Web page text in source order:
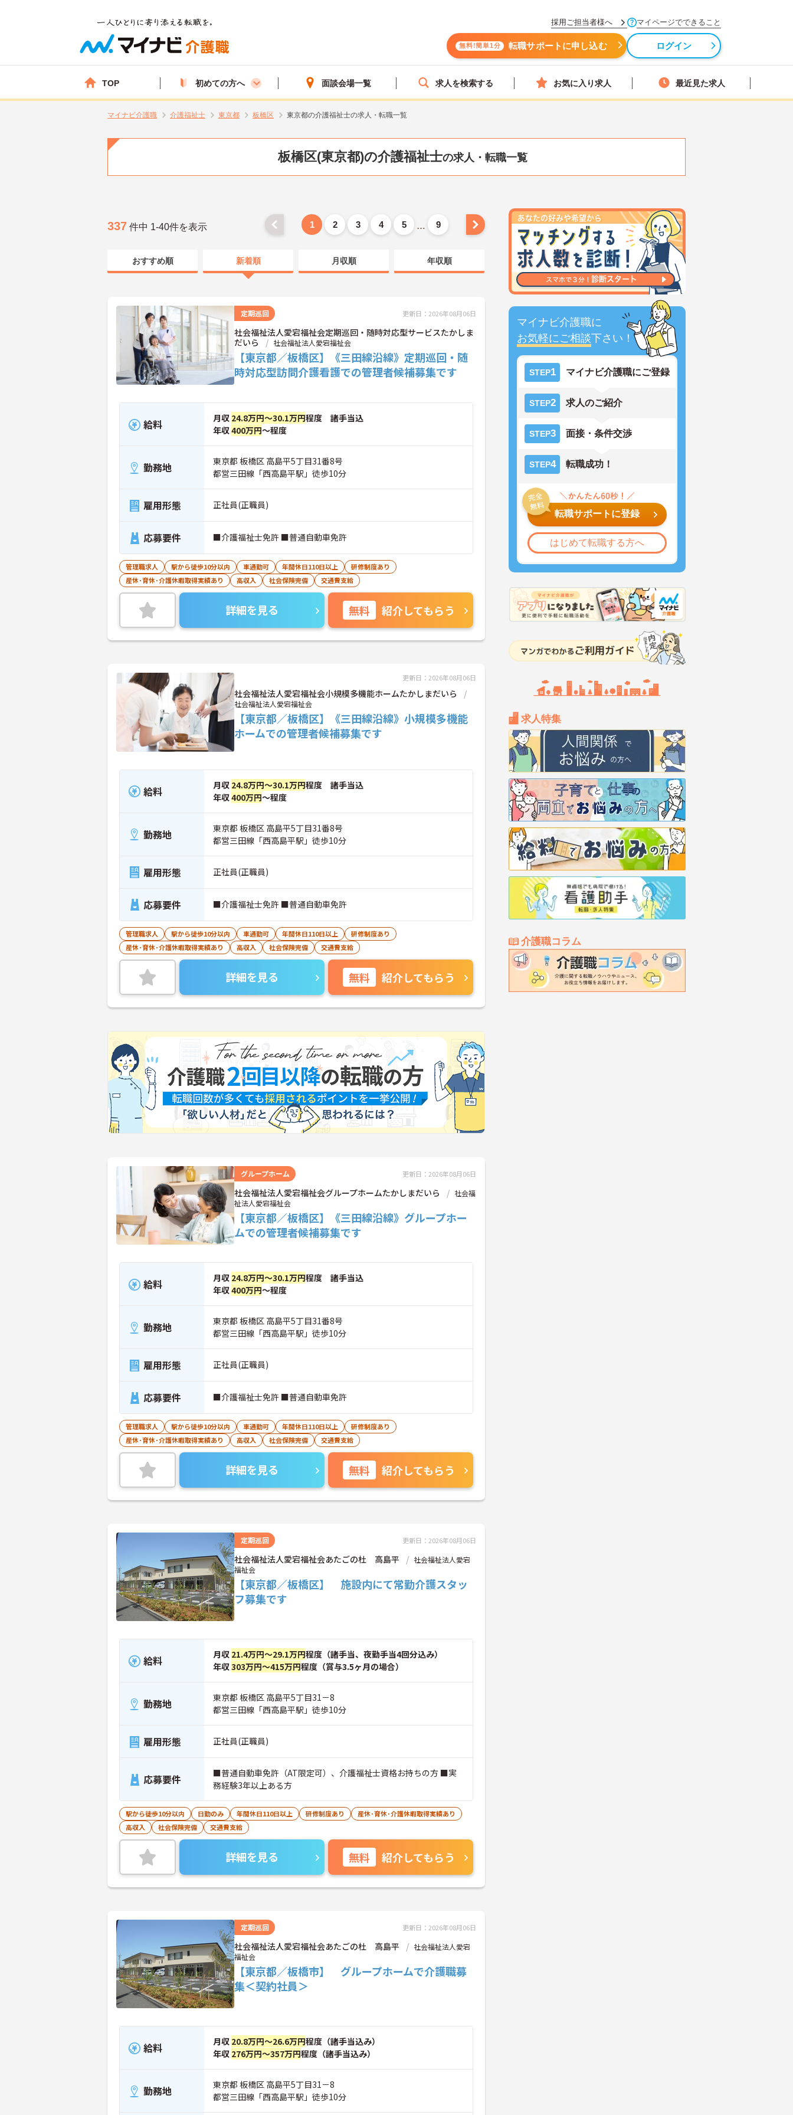
採用ご担当者様へ マイページでできること
無料!簡単1分 転職サポートに申し込む ログイン
TOP 初めての方へ 面談会場一覧 求人を検索する お気に入り求人 最近見た求人
マイナビ介護職 介護福祉士 東京都 板橋区 東京都の介護福祉士の求人・転職一覧
板橋区(東京都)の介護福祉士の求人・転職一覧
マイナビ介護職に
お気軽にご相談下さい！
STEP1 マイナビ介護職にご登録
STEP2 求人のご紹介
STEP3 面接・条件交渉
STEP4 転職成功！
転職サポートに登録
はじめて転職する方へ
求人特集
介護職コラム
337 件中 1-40件を表示 1 2 3 4 5 … 9
おすすめ順 新着順 月収順 年収順
定期巡回 更新日：2026年08月06日
社会福祉法人愛宕福祉会定期巡回・随時対応型サービスたかしま
だいら
社会福祉法人愛宕福祉会
【東京都／板橋区】《三田線沿線》定期巡回・随
時対応型訪問介護看護での管理者候補募集です
給料 月収 24.8万円～30.1万円程度 諸手当込
年収400万円～程度
勤務地
東京都 板橋区 高島平5丁目31番8号
都営三田線「西高島平駅」徒歩10分
雇用形態 正社員(正職員)
応募要件 ■介護福祉士免許 ■普通自動車免許
管理職求人 駅から徒歩10分以内 車通勤可 年間休日110日以上
研修制度あり
産休･育休･介護休暇取得実績あり
高収入 社会保険完備 交通費支給
詳細を見る 無料 紹介してもらう
更新日：2026年08月06日
社会福祉法人愛宕福祉会小規模多機能ホームたかしまだいら
社会福祉法人愛宕福祉会
【東京都／板橋区】《三田線沿線》小規模多機能
ホームでの管理者候補募集です
給料 月収 24.8万円～30.1万円程度 諸手当込
年収400万円～程度
勤務地
東京都 板橋区 高島平5丁目31番8号
都営三田線「西高島平駅」徒歩10分
雇用形態 正社員(正職員)
応募要件 ■介護福祉士免許 ■普通自動車免許
管理職求人 駅から徒歩10分以内 車通勤可 年間休日110日以上
研修制度あり
産休･育休･介護休暇取得実績あり
高収入 社会保険完備 交通費支給
詳細を見る 無料 紹介してもらう
グループホーム 更新日：2026年08月06日
社会福祉法人愛宕福祉会グループホームたかしまだいら
社会福
祉法人愛宕福祉会
【東京都／板橋区】《三田線沿線》グループホー
ムでの管理者候補募集です
給料 月収 24.8万円～30.1万円程度 諸手当込
年収400万円～程度
勤務地
東京都 板橋区 高島平5丁目31番8号
都営三田線「西高島平駅」徒歩10分
雇用形態 正社員(正職員)
応募要件 ■介護福祉士免許 ■普通自動車免許
管理職求人 駅から徒歩10分以内 車通勤可 年間休日110日以上
研修制度あり
産休･育休･介護休暇取得実績あり
高収入 社会保険完備 交通費支給
詳細を見る 無料 紹介してもらう
定期巡回 更新日：2026年08月06日
社会福祉法人愛宕福祉会あたごの杜 高島平
社会福祉法人愛宕
福祉会
【東京都／板橋区】 施設内にて常勤介護スタッ
フ募集です
給料 月収 21.4万円～29.1万円程度（諸手当、夜勤手当4回分込み）
年収303万円～415万円程度（賞与3.5ヶ月の場合）
勤務地
東京都 板橋区 高島平5丁目31－8
都営三田線「西高島平駅」徒歩10分
雇用形態 正社員(正職員)
応募要件
■普通自動車免許（AT限定可）、介護福祉士資格お持ちの方 ■実
務経験3年以上ある方
駅から徒歩10分以内 日勤のみ 年間休日110日以上 研修制度あり
産休･育休･介護休暇取得実績あり
高収入
社会保険完備 交通費支給
詳細を見る 無料 紹介してもらう
定期巡回 更新日：2026年08月06日
社会福祉法人愛宕福祉会あたごの杜 高島平
社会福祉法人愛宕
福祉会
【東京都／板橋市】 グループホームで介護職募
集＜契約社員＞
給料 月収 20.8万円～26.6万円程度（諸手当込み）
年収 276万円～357万円程度（諸手当込み）
勤務地
東京都 板橋区 高島平5丁目31－8
都営三田線「西高島平駅」徒歩10分